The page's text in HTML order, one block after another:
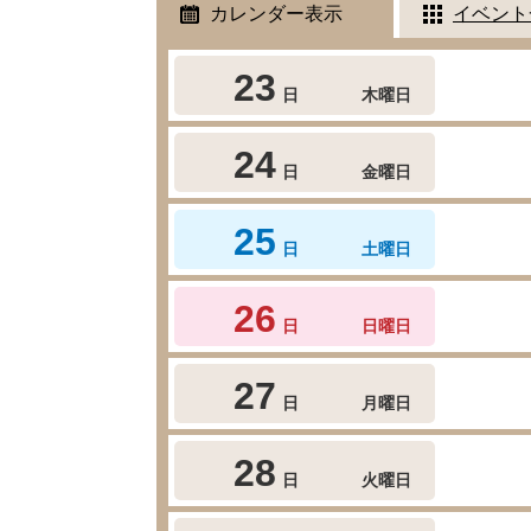
カレンダー表示 イベン
23 日 木曜日
24 日 金曜日
25 日 土曜日
26 日 日曜日
27 日 月曜日
28 日 火曜日